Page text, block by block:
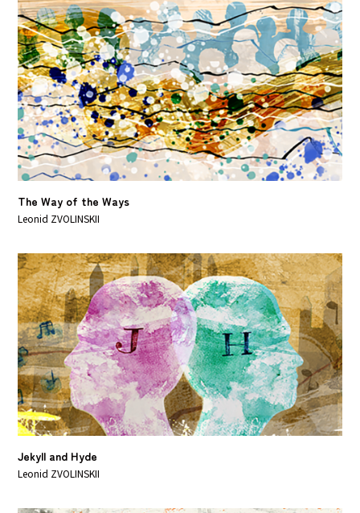
The Way of the Ways
Leonid ZVOLINSKII
Jekyll and Hyde
Leonid ZVOLINSKII